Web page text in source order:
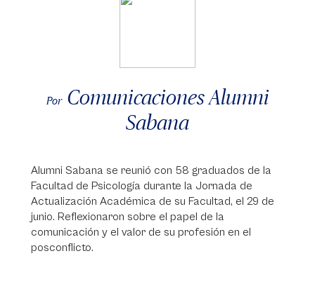
Por Comunicaciones Alumni
Sabana
Alumni Sabana se reunió con 58 graduados de la
Facultad de Psicología durante la Jornada de
Actualización Académica de su Facultad, el 29 de
junio. Reflexionaron sobre el papel de la
comunicación y el valor de su profesión en el
posconflicto.